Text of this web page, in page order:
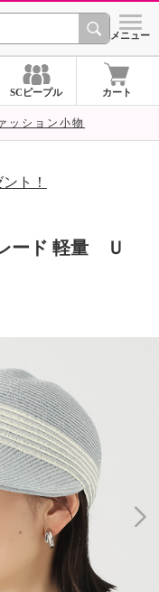
シ
メニュー
SCピープル カート
ッション小物
ト！
ード 軽量 Ｕ